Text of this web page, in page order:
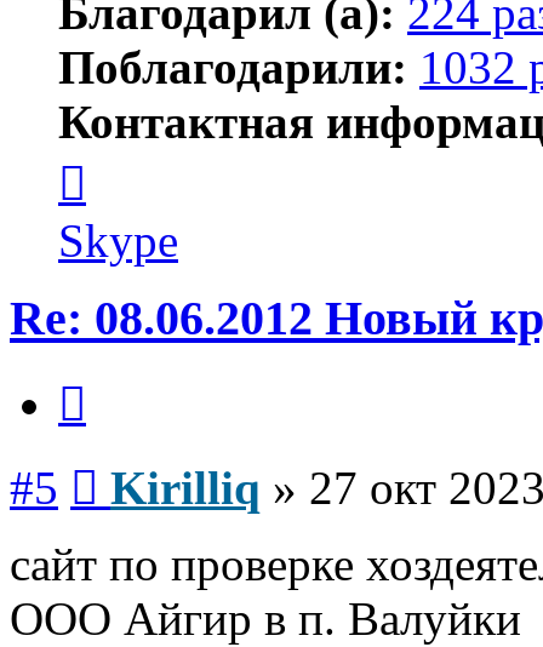
Благодарил (а): 224
Поблагодарили: 1032
Контактная
пользователя
Kirilliq
Skype
Re: 08.06.2012 Новый
#5 Kirilliq » 27 окт
сайт по проверке
ООО Айгир в п. Валуйки